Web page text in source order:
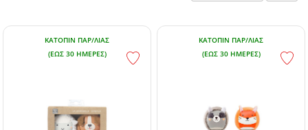
ΚΑΤΌΠΙΝ ΠΑΡ/ΛΊΑΣ
(ΕΏΣ 30 ΗΜΈΡΕΣ)
ΚΑΤΌΠΙΝ ΠΑΡ/ΛΊΑΣ
(ΕΏΣ 30 ΗΜΈΡΕΣ)